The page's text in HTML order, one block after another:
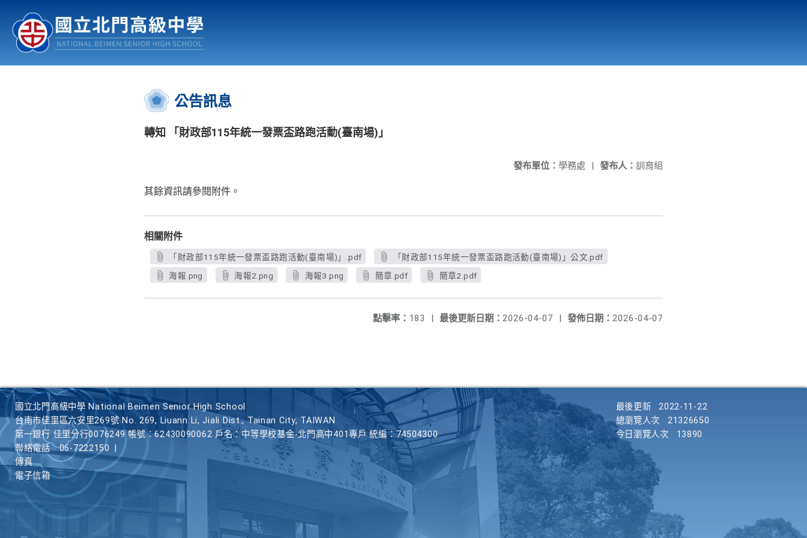
認識北中 行事曆
:::
公告訊息
轉知 「財政部115年統一發票盃路跑活動(臺南場)」
發布人： 訓育組
發布單位： 學務處 |
其餘資訊請參閱附件。
相關附件
「財政部115年統一發票盃路跑活動(臺南場)」.pdf
「財政部115年統一發票盃路跑活動(臺南場)」公文.pdf
海報.png
海報2.png 海報3.png 簡章.pdf 簡章2.pdf
發佈日期： 2026-04-07
最後更新日期： 2026-04-07 |
點擊率： 183 |
國立北門高級中學 National Beimen Senior High School
台南市佳里區六安里269號 No. 269, Liuann Li, Jiali Dist., Tainan City, TAIWAN
第一銀行 佳里分行0076249 帳號：62430090062 戶名：中等學校基金-北門高中401專戶 統編：74504300
聯絡電話
06-7222150
傳真
電子信箱
最後更新
2022-11-22
總瀏覽人次
21326650
今日瀏覽人次
13890